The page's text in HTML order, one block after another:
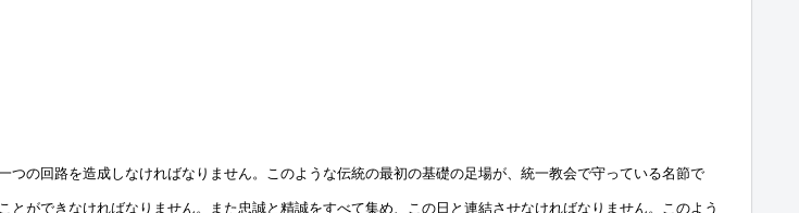
の回路を造成しなければなりません。このような伝統の最初の基礎の足場が、統一教会で守っている名節で
ができなければなりません。また忠誠と精誠をすべて集め、この日と連結させなければなりません。このよう